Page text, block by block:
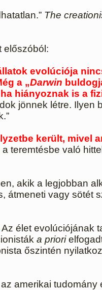
The
előszóból:
evolúciója
a „Darwin
hiányoznak is a
jönnek létre. Ilyen
került, mivel
teremtésbe való
akik a legjobban
átmeneti vagy sötét
Az élet evolúciójának
a priori
őszintén
amerikai